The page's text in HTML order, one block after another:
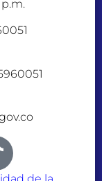
p.m.
de la